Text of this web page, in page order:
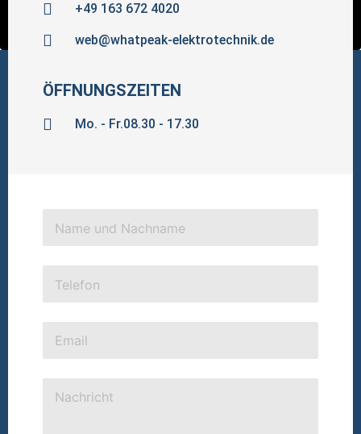
+49 163 672 4020
web@whatpeak-elektrotechnik.de
ÖFFNUNGSZEITEN
Mo. - Fr.08.30 - 17.30